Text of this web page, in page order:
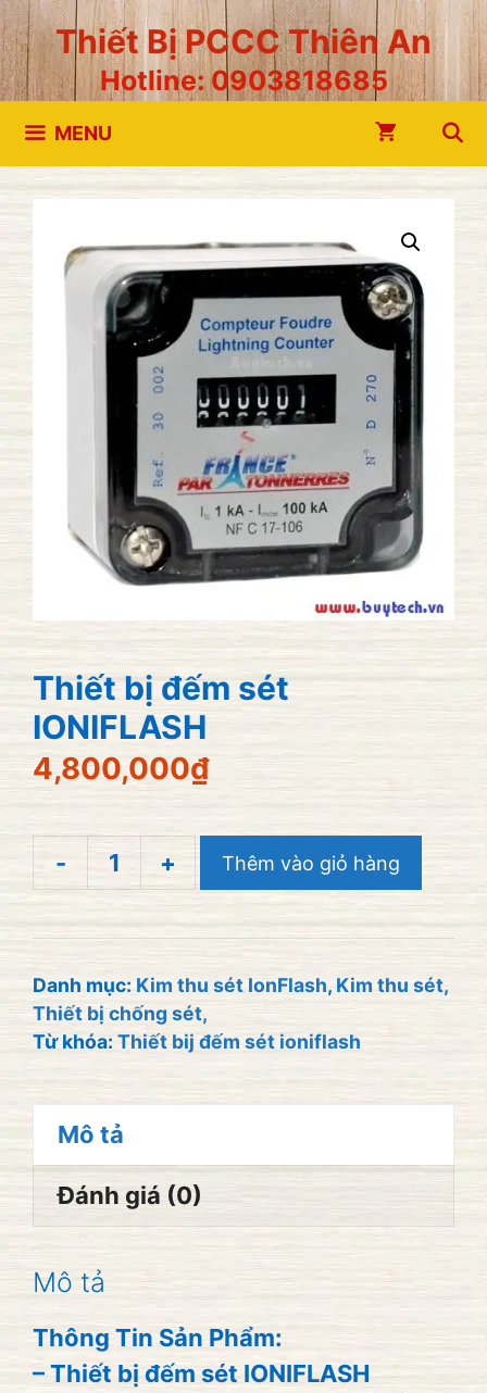
Chuyển
đến
nội
dung
Thiết Bị PCCC Thiên An
Hotline: 0903818685
MENU
Thiết bị đếm sét
IONIFLASH
4,800,000₫
-
Thiết
sét
IONIFLASH
số
+ Thêm vào giỏ hàng
Danh mục: Kim thu sét IonFlash, Kim thu sét,
Thiết bị chống sét,
Từ khóa: Thiết bij đếm sét ioniflash
Mô tả
Đánh giá (0)
Mô tả
Thông Tin Sản Phẩm:
– Thiết bị đếm sét IONIFLASH